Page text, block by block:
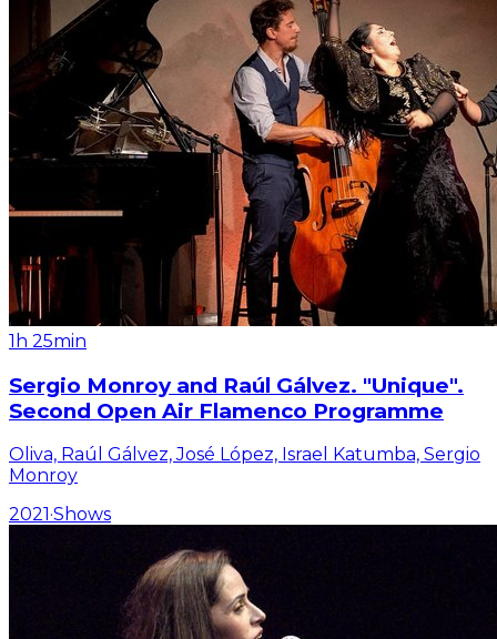
1h 25min
Sergio Monroy and Raúl Gálvez. "Unique".
Second Open Air Flamenco Programme
Oliva, Raúl Gálvez, José López, Israel Katumba, Sergio
Monroy
2021 ·Shows